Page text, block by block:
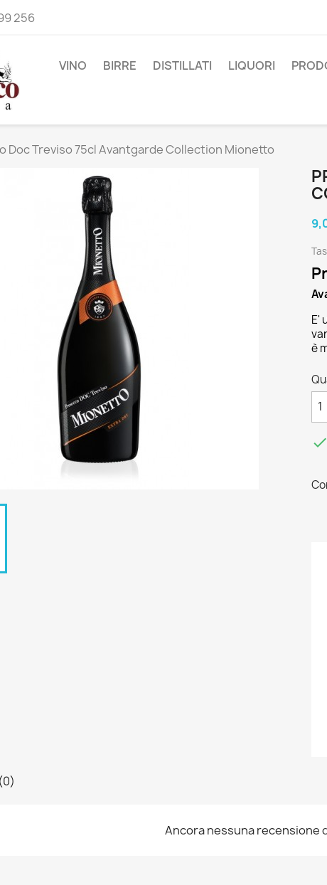
256
VINO BIRRE DISTILLATI LIQUORI
Doc Treviso 75cl Avantgarde Collection Mionetto
E'
è

Ancora nessuna recensione